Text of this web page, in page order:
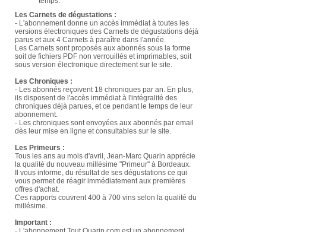
Les Carnets de dégustations :
- L'abonnement donne un accès immédiat à toutes les
versions électroniques des Carnets de dégustations déjà
parus et aux 4 Carnets à paraître dans l'année.
Les Carnets sont proposés aux abonnés sous la forme
soit de fichiers PDF non verrouillés et imprimables, soit
sous version électronique directement sur le site.
Les Chroniques :
- Les abonnés reçoivent 18 chroniques par an. En plus,
ils disposent de l'accès immédiat à l'intégralité des
chroniques déjà parues, et ce pendant le temps de leur
abonnement.
- Les chroniques sont envoyées aux abonnés par email
dès leur mise en ligne et consultables sur le site.
Les Primeurs :
Tous les ans au mois d'avril, Jean-Marc Quarin apprécie
la qualité du nouveau millésime "Primeur" à Bordeaux.
Il vous informe, du résultat de ses dégustations ce qui
vous permet de réagir immédiatement aux premières
offres d'achat.
Ces rapports couvrent 400 à 700 vins selon la qualité du
millésime.
Important :